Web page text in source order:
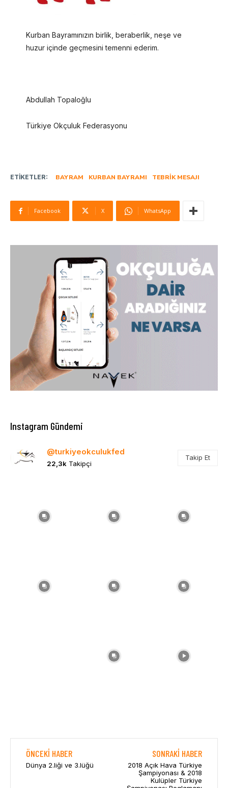
Kurban Bayramınızın birlik, beraberlik, neşe ve
huzur içinde geçmesini temenni ederim.
Abdullah Topaloğlu
Türkiye Okçuluk Federasyonu
ETIKETLER: BAYRAM KURBAN BAYRAMI TEBRIK MESAJI
Facebook X WhatsApp
Instagram Gündemi
@turkiyeokculukfed
22,3k Takipçi
Takip Et
ÖNCEKI HABER
Dünya 2.liği ve 3.lüğü
SONRAKI HABER
2018 Açık Hava Türkiye
Şampiyonası & 2018
Kulüpler Türkiye